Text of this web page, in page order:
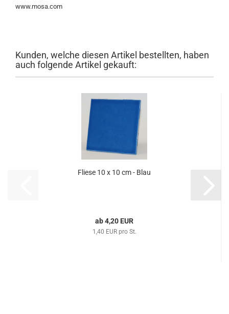
www.mosa.com
Kunden, welche diesen Artikel bestellten, haben
auch folgende Artikel gekauft:
Fliese 10 x 10 cm - Blau
ab 4,20 EUR
1,40 EUR pro St.